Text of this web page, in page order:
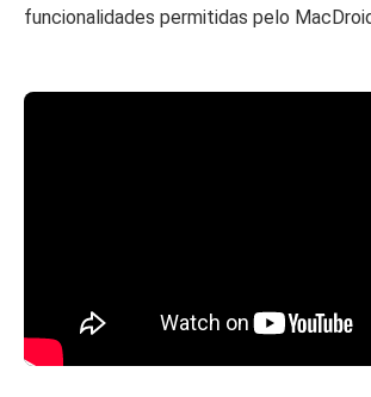
funcionalidades permitidas pelo